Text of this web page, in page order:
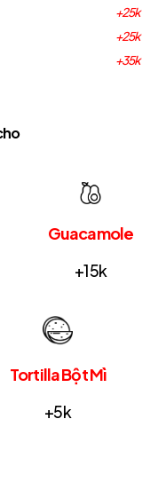
+25k
+25k
+35k
Guacamole
+15k
Tortilla Bột Mì
+5k